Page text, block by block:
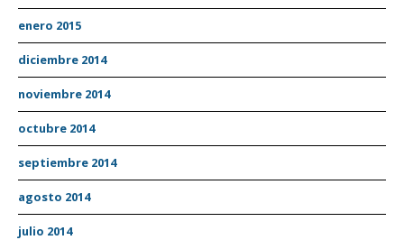
enero 2015
diciembre 2014
noviembre 2014
octubre 2014
septiembre 2014
agosto 2014
julio 2014